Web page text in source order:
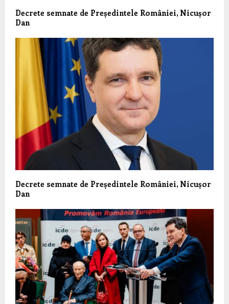
Decrete semnate de Președintele României, Nicușor
Dan
Decrete semnate de Președintele României, Nicușor
Dan